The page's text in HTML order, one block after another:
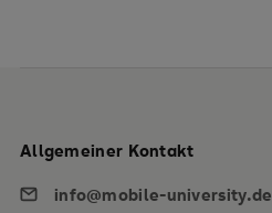
Allgemeiner Kontakt
info@mobile-university.de